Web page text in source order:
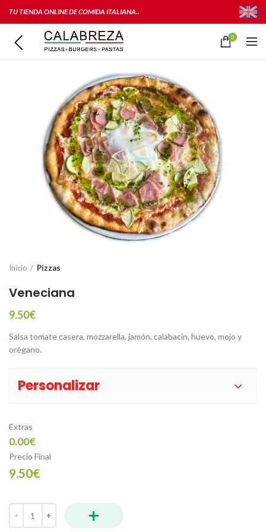
TU TIENDA ONLINE DE COMIDA ITALIANA..
0
Inicio Pizzas
Veneciana
9.50€
Salsa tomate casera, mozzarella, jamón, calabacín, huevo, mojo y
orégano.
Personalizar
Extras
0.00€
Precio Final
9.50€
Veneciana cantidad +